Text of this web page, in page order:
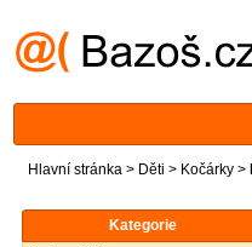
Hlavní stránka > Děti > Kočárky >
Kategorie